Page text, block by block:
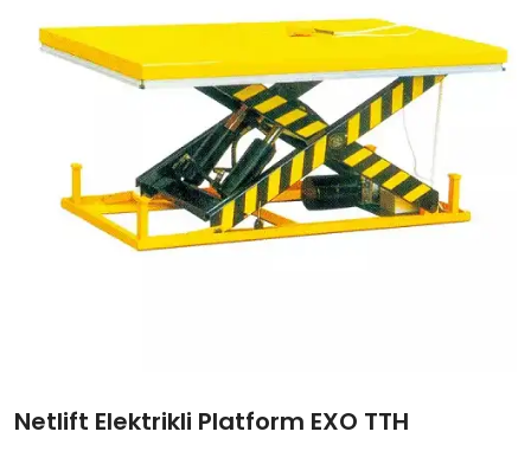
Netlift Elektrikli Platform EXO TTH